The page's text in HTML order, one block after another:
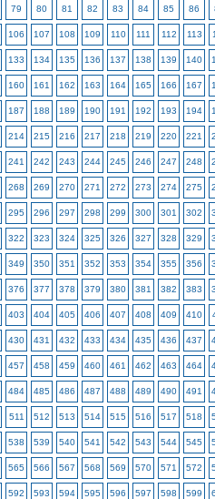
79 80 81 82 83 84 85 86
106 107 108 109 110 111 112 113
133 134 135 136 137 138 139 140
160 161 162 163 164 165 166 167
187 188 189 190 191 192 193 194
214 215 216 217 218 219 220 221
241 242 243 244 245 246 247 248
268 269 270 271 272 273 274 275
295 296 297 298 299 300 301 302
322 323 324 325 326 327 328 329
349 350 351 352 353 354 355 356
376 377 378 379 380 381 382 383
403 404 405 406 407 408 409 410
430 431 432 433 434 435 436 437
457 458 459 460 461 462 463 464
484 485 486 487 488 489 490 491
511 512 513 514 515 516 517 518
538 539 540 541 542 543 544 545
565 566 567 568 569 570 571 572
592 593 594 595 596 597 598 599